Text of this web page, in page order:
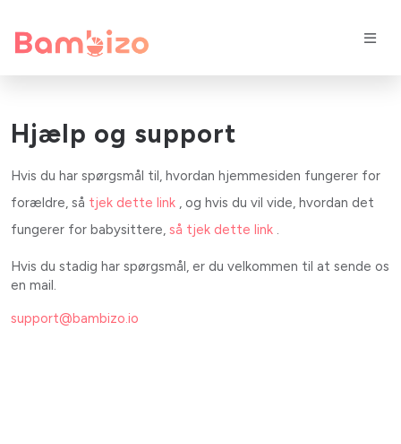
Hjælp og support
Hvis du har spørgsmål til, hvordan hjemmesiden fungerer for
forældre, så tjek dette link , og hvis du vil vide, hvordan det
fungerer for babysittere, så tjek dette link .
Hvis du stadig har spørgsmål, er du velkommen til at sende os
en mail.
support@bambizo.io